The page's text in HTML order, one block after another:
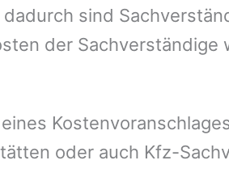
sind
der
oder auch Kfz-